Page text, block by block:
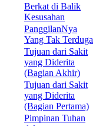
Berkat di Balik
Kesusahan
PanggilanNya
Yang Tak Terduga
Tujuan dari Sakit
yang Diderita
(Bagian Akhir)
Tujuan dari Sakit
yang Diderita
(Bagian Pertama)
Pimpinan Tuhan